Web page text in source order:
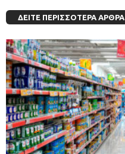
ΔΕΊΤΕ ΠΕΡΙΣΣΌΤΕΡΑ ΆΡΘΡΑ